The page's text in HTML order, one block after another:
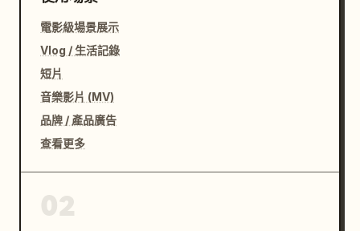
電影級場景展示
Vlog / 生活記錄
短片
音樂影片 (MV)
品牌 / 產品廣告
查看更多